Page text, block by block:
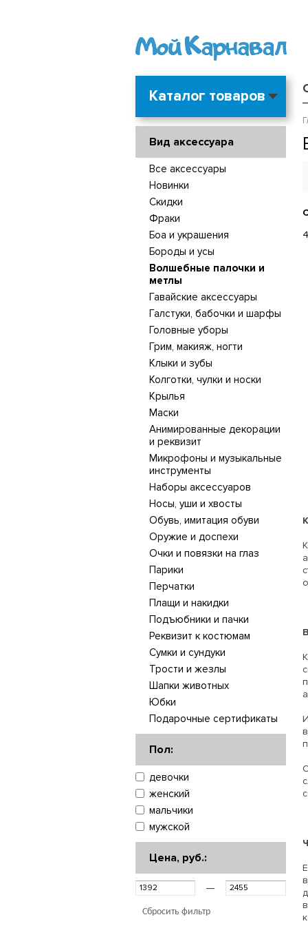
Каталог товаров
Вид аксессуара
Все аксессуары
Новинки
Скидки
Фраки
Боа и украшения
Бороды и усы
Волшебные палочки и
метлы
Гавайские аксессуары
Галстуки, бабочки и шарфы
Головные уборы
Грим, макияж, ногти
Клыки и зубы
Колготки, чулки и носки
Крылья
Маски
Анимированные декорации
и реквизит
Микрофоны и музыкальные
инструменты
Наборы аксессуаров
Носы, уши и хвосты
Обувь, имитация обуви
Оружие и доспехи
Очки и повязки на глаз
Парики
Перчатки
Плащи и накидки
Подъюбники и пачки
Реквизит к костюмам
Сумки и сундуки
Трости и жезлы
Шапки животных
Юбки
Подарочные сертификаты
Пол:
девочки
женский
мальчики
мужской
Цена, руб.:
—
Сбросить фильтр